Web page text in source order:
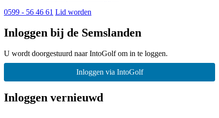
0599 - 56 46 61 Lid worden
Inloggen bij de Semslanden
U wordt doorgestuurd naar IntoGolf om in te loggen.
Inloggen via IntoGolf
Inloggen vernieuwd